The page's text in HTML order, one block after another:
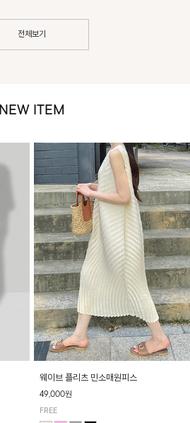
전체보기
NEW ITEM
웨이브 플리츠 민소매원피스
49,000원
FREE